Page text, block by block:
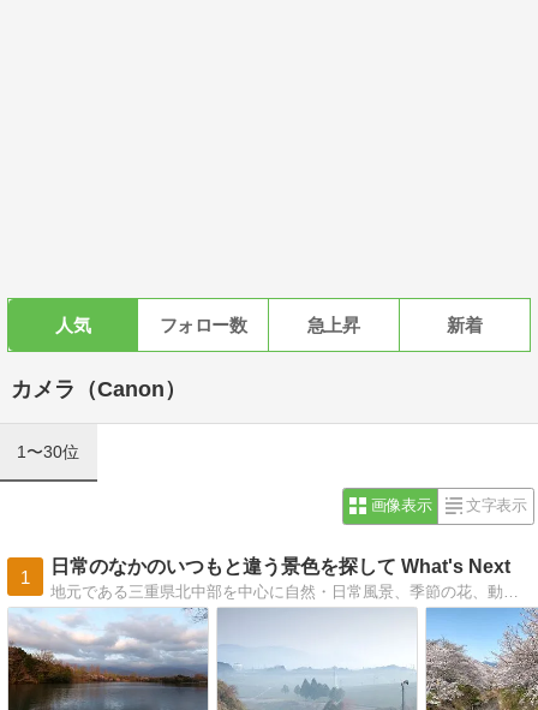
人気 フォロー数 急上昇 新着
カメラ（Canon）
1〜30位
画像表示 文字表示
1
日常のなかのいつもと違う景色を探して What's Next